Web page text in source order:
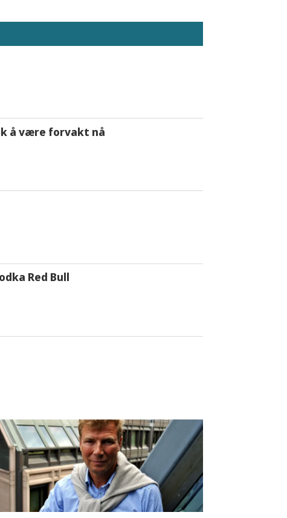
å være forvakt nå
Red Bull